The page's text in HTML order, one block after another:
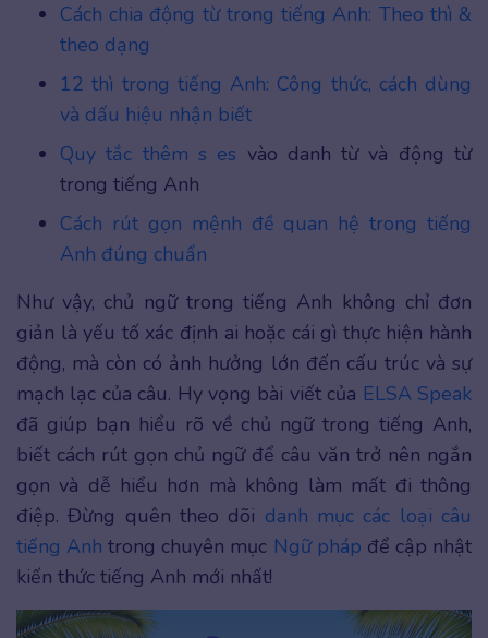
Cách chia động từ trong tiếng Anh: Theo thì &
theo dạng
12 thì trong tiếng Anh: Công thức, cách dùng
và dấu hiệu nhận biết
Quy tắc thêm s es vào danh từ và động từ
trong tiếng Anh
Cách rút gọn mệnh đề quan hệ trong tiếng
Anh đúng chuẩn
Như vậy, chủ ngữ trong tiếng Anh không chỉ đơn
giản là yếu tố xác định ai hoặc cái gì thực hiện hành
động, mà còn có ảnh hưởng lớn đến cấu trúc và sự
mạch lạc của câu. Hy vọng bài viết của ELSA Speak
đã giúp bạn hiểu rõ về chủ ngữ trong tiếng Anh,
biết cách rút gọn chủ ngữ để câu văn trở nên ngắn
gọn và dễ hiểu hơn mà không làm mất đi thông
điệp. Đừng quên theo dõi danh mục các loại câu
tiếng Anh trong chuyên mục Ngữ pháp để cập nhật
kiến thức tiếng Anh mới nhất!